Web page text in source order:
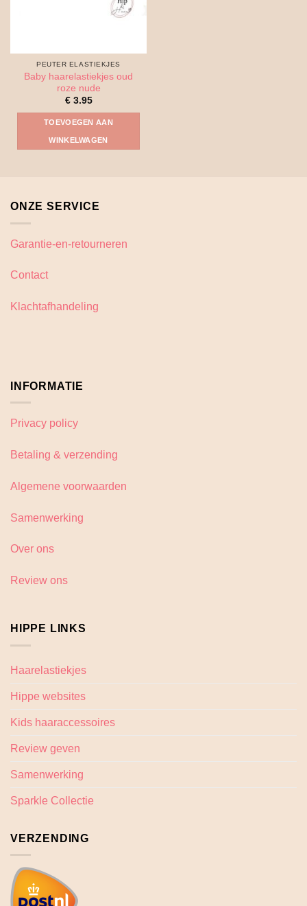
PEUTER ELASTIEKJES
Baby haarelastiekjes oud
roze nude
€3.95
TOEVOEGEN AAN
WINKELWAGEN
ONZE SERVICE
Garantie-en-retourneren
Contact
Klachtafhandeling
INFORMATIE
Privacy policy
Betaling & verzending
Algemene voorwaarden
Samenwerking
Over ons
Review ons
HIPPE LINKS
Haarelastiekjes
Hippe websites
Kids haaraccessoires
Review geven
Samenwerking
Sparkle Collectie
VERZENDING